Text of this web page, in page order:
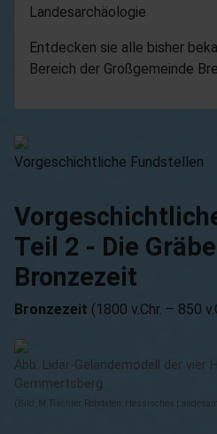
Landesarchäologie
Entdecken sie alle bisher
Bereich der Großgemeinde
Vorgeschichtliche Fundstellen
Teil 2 - Die
Bronzezeit
Bronzezeit (1800 v.Chr. – 850
Abb: Lidar-Geländemodell der vier
Gemmertsberg.
(Bild: M.Tischler, Rohdaten: Hessisches